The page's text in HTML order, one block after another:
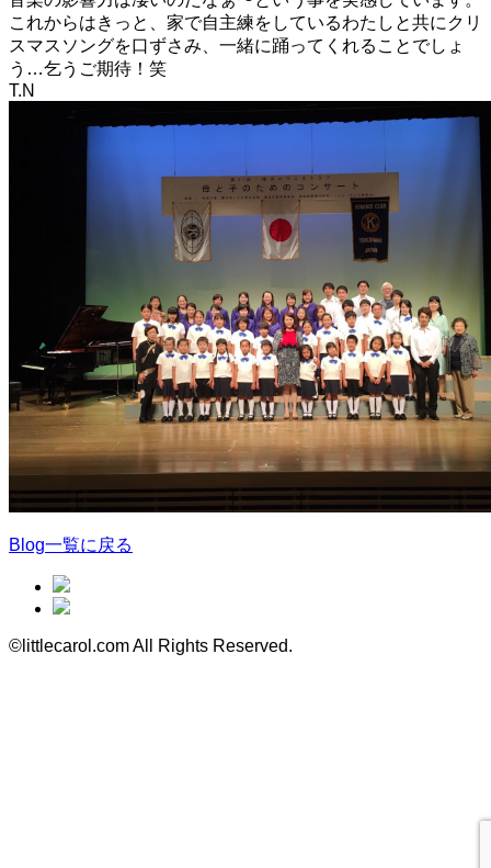
これからはきっと、家で自主練をしているわたしと共にクリ
スマスソングを口ずさみ、一緒に踊ってくれることでしょ
う…乞うご期待！笑
T.N
Blog一覧に戻る
©littlecarol.com All Rights Reserved.